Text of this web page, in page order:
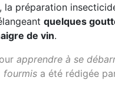
la préparation
quelques
de vin.
apprendre à se
fourmis a été rédigée